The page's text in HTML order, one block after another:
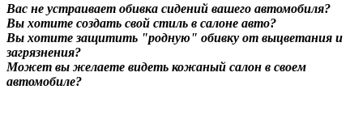
Вас не устраивает обивка сидений вашего автомобиля?
Вы хотите создать свой стиль в салоне авто?
Вы хотите защитить "родную" обивку от выцветания и
загрязнения?
Может вы желаете видеть кожаный салон в своем
автомобиле?